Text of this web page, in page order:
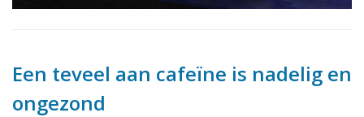
Een teveel aan cafeïne is nadelig en
ongezond